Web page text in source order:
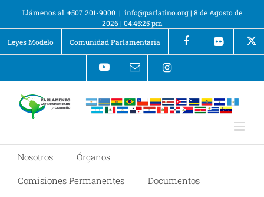
Llámenos al: +507 201-9000 | info@parlatino.org| 8 de Agosto de
2026 | 04:45:25 pm
Leyes Modelo
Comunidad Parlamentaria +
Nosotros
Órganos
Comisiones Permanentes
Documentos